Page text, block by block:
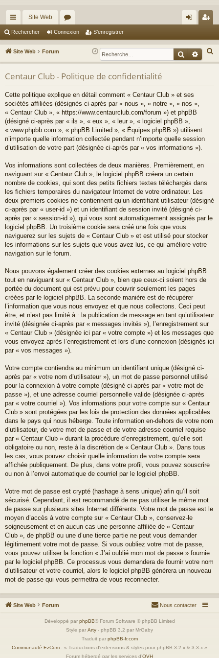
cc
ès
ra
pi
Site Web
or
u
m
s
ne
xi
nr
eg
Rechercher Connexion S’enregistrer
Site Web Forum
e
Centaur Club - Politique de confidentialité
Cette politique explique en détail comment « Centaur Club » et ses
sociétés affiliées (désignés ci-après par « nous », « notre », « nos »,
« Centaur Club », « https://www.centaurclub.com/forum ») et phpBB
(désigné ci-après par « ils », « eux », « leur », « logiciel phpBB »,
« www.phpbb.com », « phpBB Limited », « Équipes phpBB ») utilisent
n’importe quelle information collectée pendant n’importe quelle session
d’utilisation de votre part (désignée ci-après par « vos informations »).
Vos informations sont collectées de deux manières. Premièrement, en
naviguant sur « Centaur Club », le logiciel phpBB créera un certain
nombre de cookies, qui sont des petits fichiers textes téléchargés dans
les fichiers temporaires du navigateur Internet de votre ordinateur. Les
deux premiers cookies ne contiennent qu’un identifiant utilisateur (désigné
ci-après par « user-id ») et un identifiant de session invité (désigné ci-
après par « session-id »), qui vous sont automatiquement assignés par le
logiciel phpBB. Un troisième cookie sera créé une fois que vous
naviguerez sur les sujets de « Centaur Club » et est utilisé pour stocker
les informations sur les sujets que vous avez lus, ce qui améliore votre
navigation sur le forum.
Nous pouvons également créer des cookies externes au logiciel phpBB
tout en naviguant sur « Centaur Club », bien que ceux-ci soient hors de
portée du document qui est prévu pour couvrir seulement les pages
créées par le logiciel phpBB. La seconde manière est de récupérer
l’information que vous nous envoyez et que nous collectons. Ceci peut
être, et n’est pas limité à : la publication de message en tant qu’utilisateur
invité (désignée ci-après par « messages invités »), l’enregistrement sur
« Centaur Club » (désignée ici par « votre compte ») et les messages que
vous envoyez après l’enregistrement et lors d’une connexion (désignés ici
par « vos messages »).
Votre compte contiendra au minimum un identifiant unique (désigné ci-
après par « votre nom d’utilisateur »), un mot de passe personnel utilisé
pour la connexion à votre compte (désigné ci-après par « votre mot de
passe »), et une adresse courriel personnelle valide (désignée ci-après
par « votre courriel »). Vos informations pour votre compte sur « Centaur
Club » sont protégées par les lois de protection des données applicables
dans le pays qui nous héberge. Toute information en-dehors de votre nom
d’utilisateur, de votre mot de passe et de votre adresse courriel requise
par « Centaur Club » durant la procédure d’enregistrement, qu’elle soit
obligatoire ou non, reste à la discrétion de « Centaur Club ». Dans tous
les cas, vous pouvez choisir quelle information de votre compte sera
affichée publiquement. De plus, dans votre profil, vous pouvez souscrire
ou non à l’envoi automatique de courriel par le logiciel phpBB.
Votre mot de passe est crypté (hashage à sens unique) afin qu’il soit
sécurisé. Cependant, il est recommandé de ne pas utiliser le même mot
de passe sur plusieurs sites Internet différents. Votre mot de passe est le
moyen d’accès à votre compte sur « Centaur Club », conservez-le
soigneusement et en aucun cas une personne affiliée de « Centaur
Club », de phpBB ou une d’une tierce partie ne peut vous demander
légitimement votre mot de passe. Si vous oubliez votre mot de passe,
vous pouvez utiliser la fonction « J’ai oublié mon mot de passe » fournie
par le logiciel phpBB. Ce processus vous demandera de fournir votre nom
d’utilisateur et votre courriel, alors le logiciel phpBB générera un nouveau
mot de passe qui vous permettra de vous reconnecter.
Site Web Forum Nous contacter
Développé par phpBB® Forum Software © phpBB Limited
Style par Arty - phpBB 3.2 par MrGaby
Traduit par phpBB-fr.com
Communauté EzCom : « Traductions d'extensions & styles pour phpBB 3.2.x & 3.3.x »
Forum hébergé par les services d’OVH